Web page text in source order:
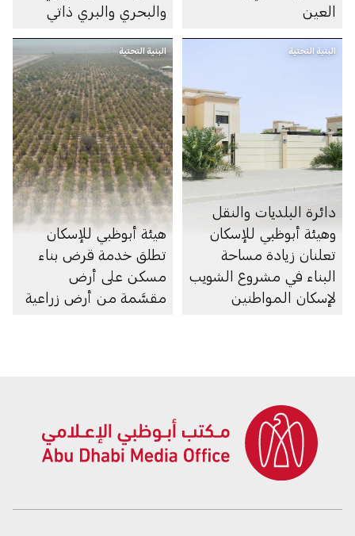
العين
والبحري والبري ذاتي
البنية التحتية
دائرة البلديات والنقل
وهيئة أبوظبي للإسكان
تعلنان زيادة مساحة
البناء في مشروع الشويب
لإسكان المواطنين
البنية التحتية
هيئة أبوظبي للإسكان
تطلق خدمة قرض بناء
مسكن على أرض
مقسَّمة من أرض زراعية